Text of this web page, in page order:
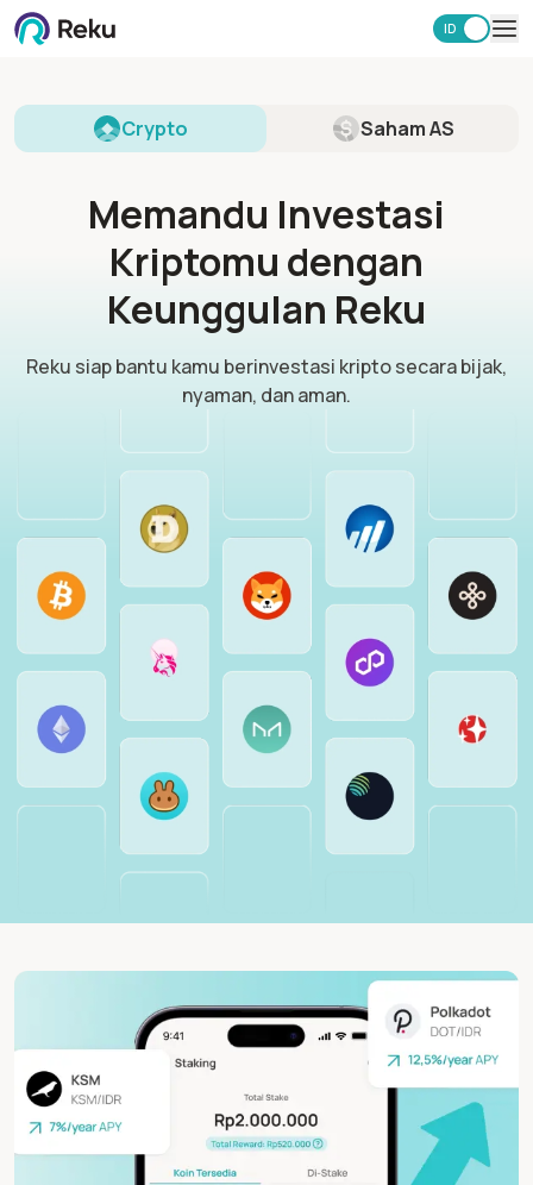
EN
ID
Market
Learning HubCrypto Saham AS
Memandu Investasi
Kriptomu dengan
Keunggulan Reku
Reku siap bantu kamu berinvestasi kripto secara bijak,
nyaman, dan aman.